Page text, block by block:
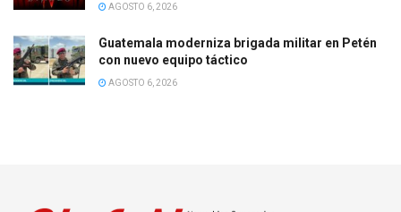
AGOSTO 6, 2026
Guatemala moderniza brigada militar en Petén
con nuevo equipo táctico
AGOSTO 6, 2026